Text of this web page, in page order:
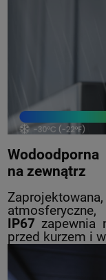
na zewnątrz
IP67 zapewnia
przed kurzem i